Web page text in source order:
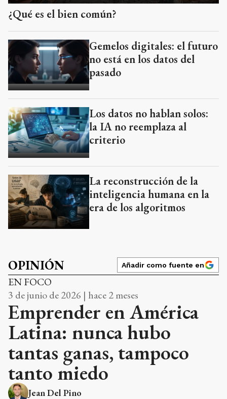
¿Qué es el bien común?
Gemelos digitales: el futuro
no está en los datos del
pasado
Los datos no hablan solos:
la IA no reemplaza al
criterio
La reconstrucción de la
inteligencia humana en la
era de los algoritmos
OPINIÓN Añadir como fuente en
EN FOCO
3 de junio de 2026 | hace 2 meses
Emprender en América
Latina: nunca hubo
tantas ganas, tampoco
tanto miedo
Jean Del Pino